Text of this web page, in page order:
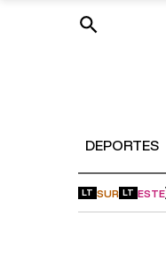
DEPORTES
LT SUR LT ESTE